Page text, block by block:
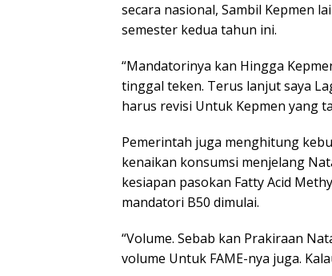
secara nasional, Sambil Kepmen
semester kedua tahun ini.
“Mandatorinya kan Hingga
tinggal teken. Terus lanjut saya
harus revisi Untuk Kepmen yang
Pemerintah juga menghitung
kenaikan konsumsi menjelang
kesiapan pasokan Fatty Acid
mandatori B50 dimulai.
“Volume. Sebab kan Prakiraan
volume Untuk FAME-nya juga.